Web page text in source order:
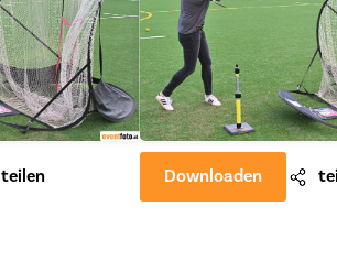
teilen Downloaden